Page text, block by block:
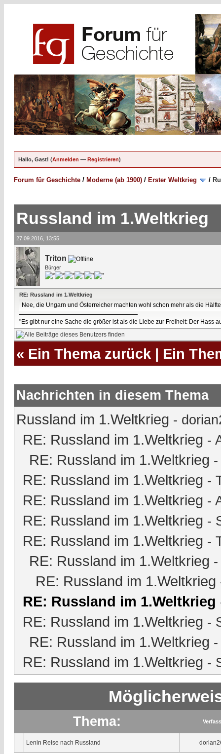
Hallo, Gast! (Anmelden — Registrieren)
Forum für Geschichte / Moderne (ab 1900) / Erster Weltkrieg /
Russland im 1.Weltkrieg
27.09.2016, 13:55
Triton
Bürger
RE: Russland im 1.Weltkrieg
Nee, die Ungarn und Österreicher machten wohl schon mehr als die
"Es gibt nur eine Sache die größer ist als die Liebe zur Freiheit: Der Hass
« Ein Thema zurück | Ein
Nachrichten in diesem Thema
Russland im 1.Weltkrieg -
RE: Russland im 1.Weltkrieg -
RE: Russland im 1.Weltkrieg
RE: Russland im 1.Weltkrieg -
RE: Russland im 1.Weltkrieg -
RE: Russland im 1.Weltkrieg -
RE: Russland im 1.Weltkrieg -
RE: Russland im 1.Weltkrieg -
RE: Russland im 1.Weltkrieg
RE: Russland im 1.Weltkrieg
RE: Russland im 1.Weltkrieg -
RE: Russland im 1.Weltkrieg -
RE: Russland im 1.Weltkrieg -
Thema:
Lenin Reise nach Russland